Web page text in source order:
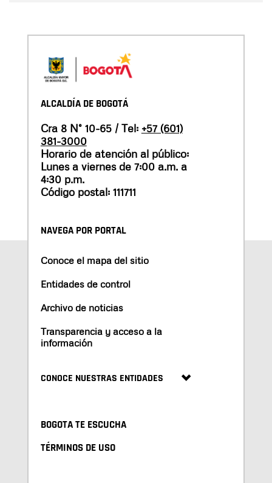
ALCALDÍA DE BOGOTÁ
Cra 8 N° 10-65 / Tel: +57 (601)
381-3000
Horario de atención al público:
Lunes a viernes de 7:00 a.m. a
4:30 p.m.
Código postal: 111711
NAVEGA POR PORTAL
Conoce el mapa del sitio
Entidades de control
Archivo de noticias
Transparencia y acceso a la
información
CONOCE NUESTRAS ENTIDADES
BOGOTA TE ESCUCHA
TÉRMINOS DE USO